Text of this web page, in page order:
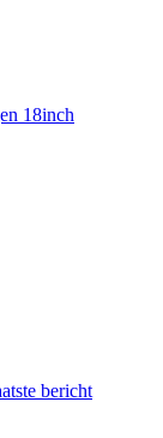
18inch
bericht